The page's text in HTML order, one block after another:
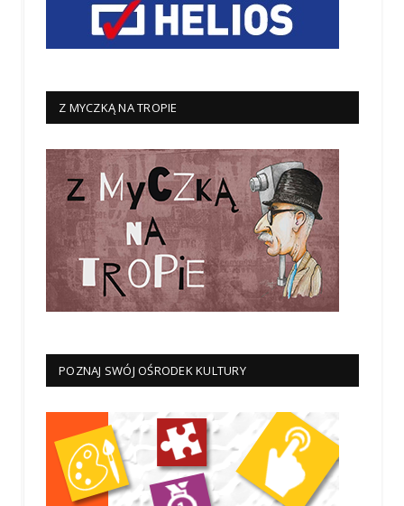
Z MYCZKĄ NA TROPIE
POZNAJ SWÓJ OŚRODEK KULTURY